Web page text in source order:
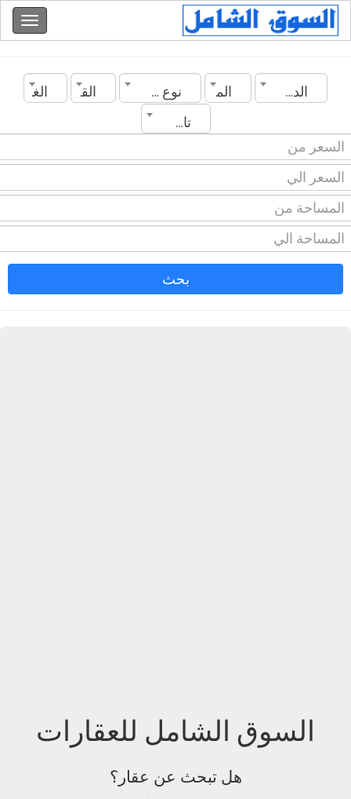
الدولة المدينة نوع العقار القسم
الغرف
تاريخ الانشاء
بحث
السوق الشامل للعقارات
هل تبحث عن عقار؟